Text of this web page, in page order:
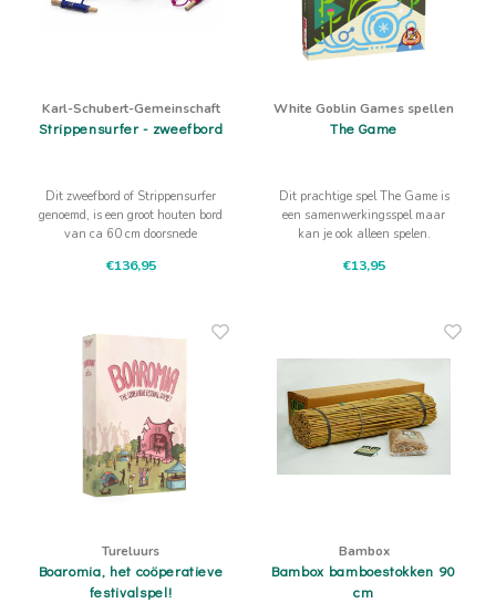
Karl-Schubert-Gemeinschaft
Strippensurfer - zweefbord
Dit zweefbord of Strippensurfer
genoemd, is een groot houten bord
van ca 60 cm doorsnede
mens kan optillen. Lees vooral
€136,95
White Goblin Games spellen
The Game
Dit prachtige spel The Game is
een samenwerkingsspel maar
kan je ook alleen spelen.
ook weer niet!
€13,95
Tureluurs
Boaromia, het coöperatieve
festivalspel!
Bambox
Bambox bamboestokken 90
cm